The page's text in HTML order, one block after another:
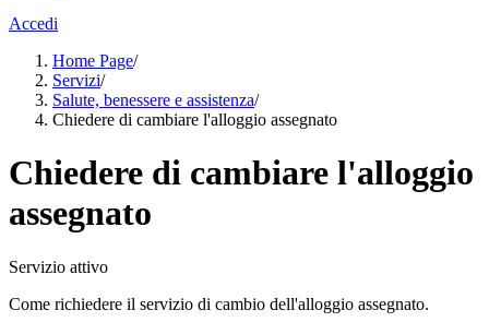
Accedi
Home Page/
Servizi/
Salute, benessere e assistenza/
Chiedere di cambiare l'alloggio assegnato
Chiedere di cambiare l'alloggio
assegnato
Servizio attivo
Come richiedere il servizio di cambio dell'alloggio assegnato.